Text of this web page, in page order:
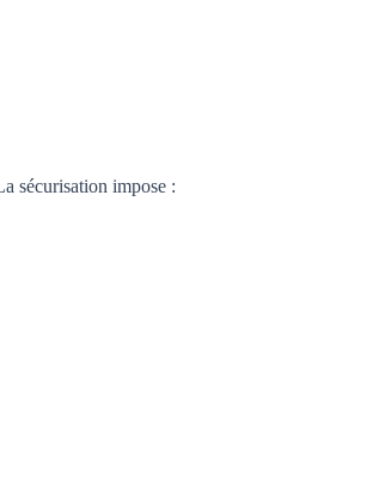
sécurisation impose :